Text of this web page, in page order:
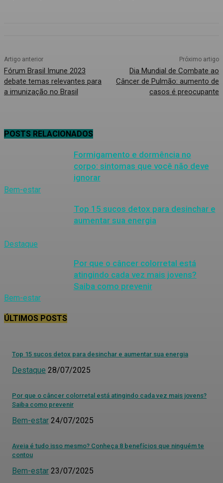
Artigo anterior
Fórum Brasil Imune 2023
debate temas relevantes para
a imunização no Brasil
Próximo artigo
Dia Mundial de Combate ao
Câncer de Pulmão: aumento de
casos é preocupante
POSTS RELACIONADOS
Bem-estar
Formigamento e dormência no
corpo: sintomas que você não deve
ignorar
Destaque
Top 15 sucos detox para desinchar e
aumentar sua energia
Bem-estar
Por que o câncer colorretal está
atingindo cada vez mais jovens?
Saiba como prevenir
ÚLTIMOS POSTS
Top 15 sucos detox para desinchar e aumentar sua energia
Destaque 28/07/2025
Por que o câncer colorretal está atingindo cada vez mais jovens?
Saiba como prevenir
Bem-estar 24/07/2025
Aveia é tudo isso mesmo? Conheça 8 benefícios que ninguém te
contou
Bem-estar 23/07/2025